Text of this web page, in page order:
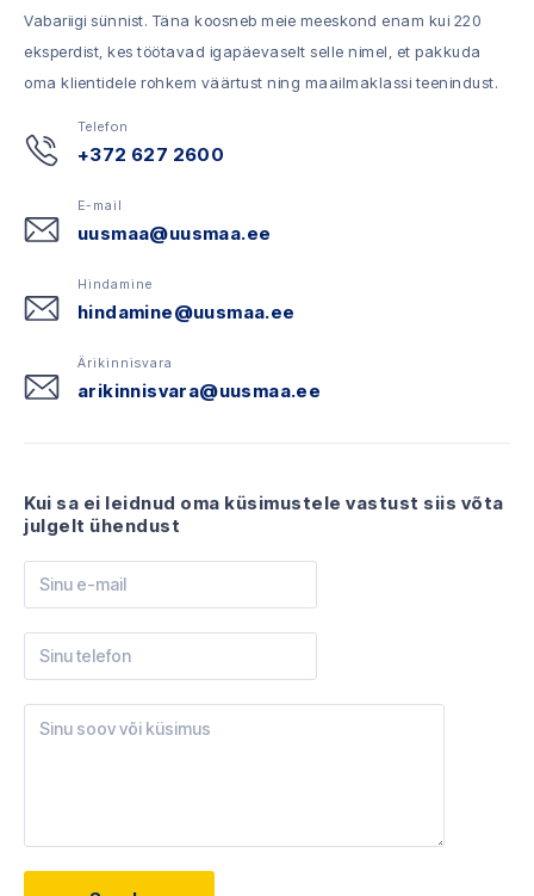
Vabariigi sünnist. Täna koosneb meie meeskond enam kui 220
eksperdist, kes töötavad igapäevaselt selle nimel, et pakkuda
oma klientidele rohkem väärtust ning maailmaklassi teenindust.
Telefon
+372 627 2600
E-mail
uusmaa@uusmaa.ee
Hindamine
hindamine@uusmaa.ee
Ärikinnisvara
arikinnisvara@uusmaa.ee
Kui sa ei leidnud oma küsimustele vastust siis võta
julgelt ühendust